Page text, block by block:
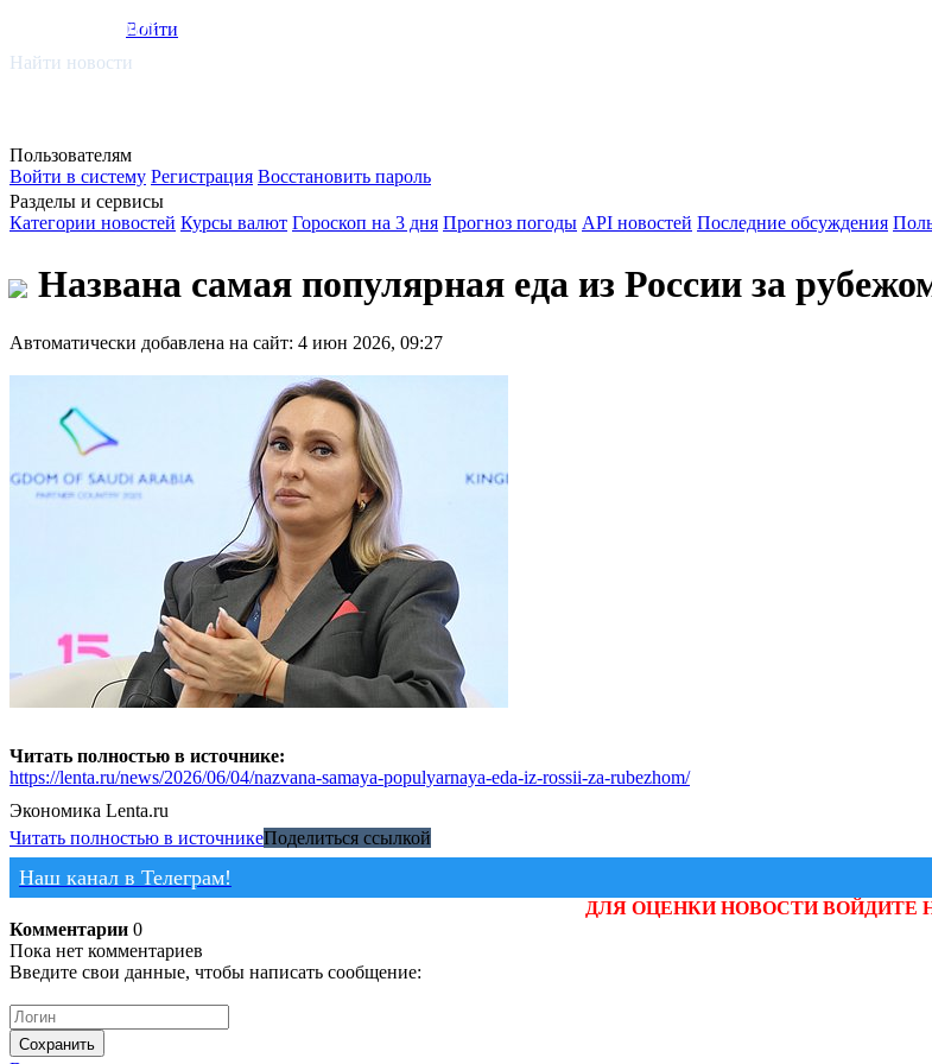
smi.mobi
Войти
Найти новости
Пользователям
Войти в систему Регистрация Восстановить пароль
Разделы и сервисы
Категории новостей Курсы валют Гороскоп на 3 дня Прогноз погоды API новостей Последние обсуждения
Названа самая популярная еда из России за
Автоматически добавлена на сайт: 4 июн 2026, 09:27
Читать полностью в источнике:
https://lenta.ru/news/2026/06/04/nazvana-samaya-populyarnaya-eda-iz-rossii-za-rubezhom/
Экономика Lenta.ru
Читать полностью в источникеПоделиться ссылкой
Наш канал в Телеграм!
ДЛЯ ОЦЕНКИ НОВОСТИ ВОЙДИТЕ
Комментарии 0
Пока нет комментариев
Введите свои данные, чтобы написать сообщение:
Сохранить